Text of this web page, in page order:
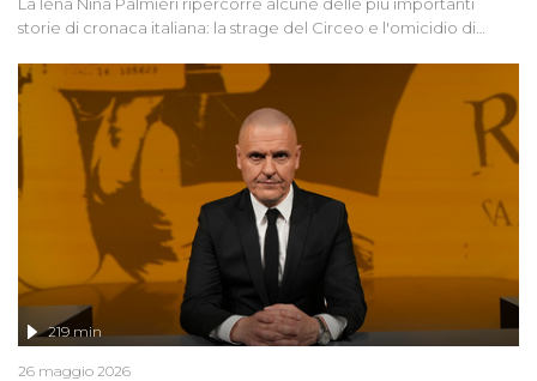
La Iena Nina Palmieri ripercorre alcune delle più importanti
storie di cronaca italiana: la strage del Circeo e l'omicidio di
219 min
26 maggio 2026